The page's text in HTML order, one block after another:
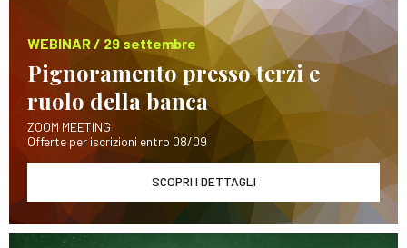
WEBINAR / 29 settembre
Pignoramento presso terzi e
ruolo della banca
ZOOM MEETING
Offerte per iscrizioni entro 08/09
SCOPRI I DETTAGLI